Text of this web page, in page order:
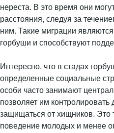
нереста. В это время они
расстояния, следуя за
ним. Такие миграции
горбуши и способствуют
Интересно, что в стадах
определенные социальные
особи часто занимают
позволяет им контролировать
защищаться от хищников. Это
поведение молодых и менее